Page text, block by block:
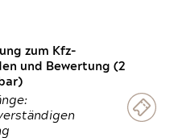
zum Kfz-
und Bewertung (2